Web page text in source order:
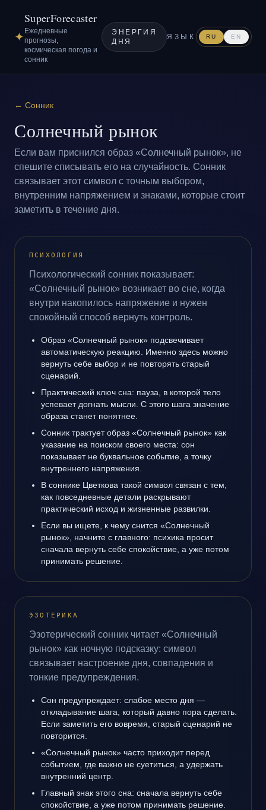
✦
SuperForecaster
Ежедневные
прогнозы,
космическая погода и
сонник
ЭНЕРГИЯ
ДНЯ
ЯЗЫК RU EN
← Сонник
Солнечный рынок
Если вам приснился образ «Солнечный рынок», не
спешите списывать его на случайность. Сонник
связывает этот символ с точным выбором,
внутренним напряжением и знаками, которые стоит
заметить в течение дня.
ПСИХОЛОГИЯ
Психологический сонник показывает:
«Солнечный рынок» возникает во сне, когда
внутри накопилось напряжение и нужен
спокойный способ вернуть контроль.
Образ «Солнечный рынок» подсвечивает
автоматическую реакцию. Именно здесь можно
вернуть себе выбор и не повторять старый
сценарий.
Практический ключ сна: пауза, в которой тело
успевает догнать мысли. С этого шага значение
образа станет понятнее.
Сонник трактует образ «Солнечный рынок» как
указание на поиском своего места: сон
показывает не буквальное событие, а точку
внутреннего напряжения.
В соннике Цветкова такой символ связан с тем,
как повседневные детали раскрывают
практический исход и жизненные развилки.
Если вы ищете, к чему снится «Солнечный
рынок», начните с главного: психика просит
сначала вернуть себе спокойствие, а уже потом
принимать решение.
ЭЗОТЕРИКА
Эзотерический сонник читает «Солнечный
рынок» как ночную подсказку: символ
связывает настроение дня, совпадения и
тонкие предупреждения.
Сон предупреждает: слабое место дня —
откладывание шага, который давно пора сделать.
Если заметить его вовремя, старый сценарий не
повторится.
«Солнечный рынок» часто приходит перед
событием, где важно не суетиться, а удержать
внутренний центр.
Главный знак этого сна: сначала вернуть себе
спокойствие, а уже потом принимать решение.